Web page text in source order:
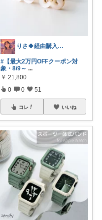
りさ🍀経由購入ありがとうございます😊
#【最大2万円OFFクーポン対
象・8/9～ ...
￥ 21,800
0 0 51
コレ いいね